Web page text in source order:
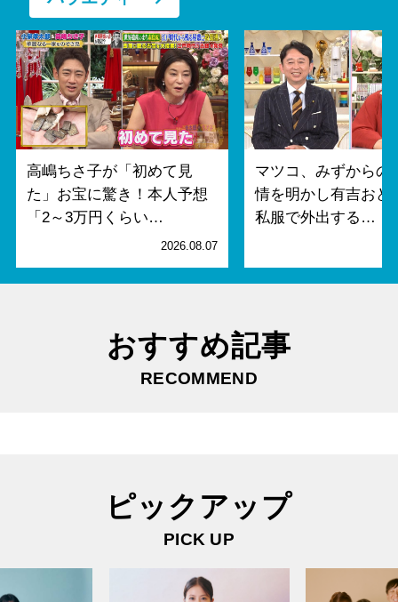
高嶋ちさ子が「初めて見
た」お宝に驚き！本人予想
「2～3万円くらい…
2026.08.07
マツコ、みずからの
情を明かし有吉おど
私服で外出する…
おすすめ記事
RECOMMEND
ピックアップ
PICK UP